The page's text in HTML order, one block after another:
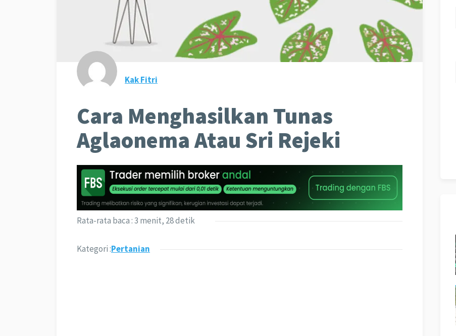
Kak Fitri
Cara Menghasilkan Tunas
Aglaonema Atau Sri Rejeki
Rata-rata baca : 3 menit, 28 detik
Kategori :Pertanian